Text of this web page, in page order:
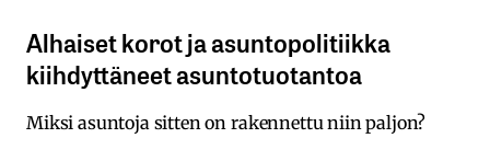
Alhaiset korot ja asuntopolitiikka
kiihdyttäneet asuntotuotantoa
Miksi asuntoja sitten on rakennettu niin paljon?